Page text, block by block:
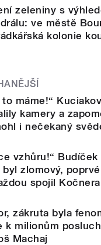
zeleniny s
ve městě
kolonie
to máme!“
kamery a
i nečekaný
vzhůru!“
byl zlomový,
spojil Kočnera
zákruta byla
k milionům
Machaj